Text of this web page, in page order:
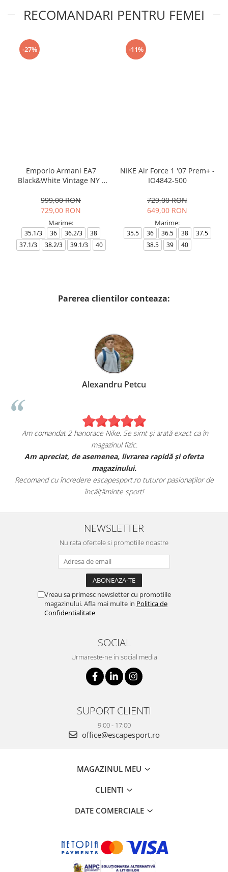
RECOMANDARI PENTRU FEMEI
-27%
Emporio Armani EA7
Black&White Vintage NY -
999,00 RON
729,00 RON
Marime:
35.1/3 36 36.2/3
38
37.1/3
38.2/3 39.1/3 40
-11%
NIKE Air Force 1 '07 Prem+ -
IO4842-500
729,00 RON
649,00 RON
Marime:
35.5 36 36.5 38
37.5
38.5
39 40
Parerea clientilor conteaza:
Alexandru Petcu
Am comandat 2 hanorace Nike. Se simt și arată exact ca în
magazinul fizic.
Am apreciat, de asemenea, livrarea rapidă și oferta
magazinului.
Recomand cu încredere escapesport.ro tuturor pasionaților de
încălțăminte sport!
NEWSLETTER
Nu rata ofertele si promotiile noastre
Vreau sa primesc newsletter cu promotiile
magazinului. Afla mai multe in Politica de
Confidentialitate
SOCIAL
Urmareste-ne in social media
SUPORT CLIENTI
9:00 - 17:00
office@escapesport.ro
MAGAZINUL MEU
CLIENTI
DATE COMERCIALE